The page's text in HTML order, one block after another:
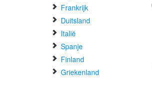
Frankrijk
Duitsland
Italië
Spanje
Finland
Griekenland